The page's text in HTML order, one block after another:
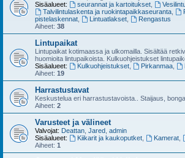
Sisäalueet:
seurannat ja kartoitukset,
Talvilintulaskenta ja ruokintapaikkaseuranta,
pistelaskennat
Lintuatlakset,
Rengastus
Aiheet: 38
Lintupaikat
Lintupaikat kotimaassa ja ulkomailla. Sisältää
huomioita lintupaikoista. Kulkuohjeistukset
Sisäalueet:
Kulkuohjeistukset, Pirkanmaa,
Aiheet: 19
Harrastustavat
Keskustelua eri harrastustavoista.. Staijaus,
Aiheet: 2
Varusteet ja välineet
Valvojat: Deattan Jared admin
Sisäalueet:
Kiikarit ja kaukoputket, Kamerat,
Aiheet: 1